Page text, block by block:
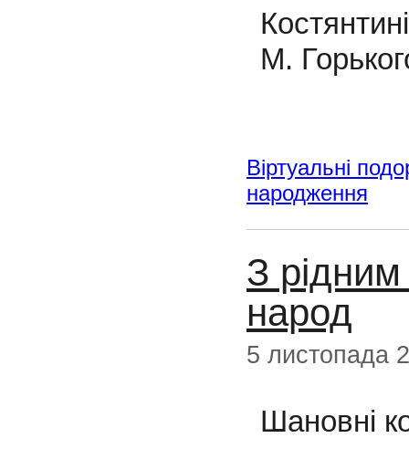
М.
Віртуальні
народження
З
народ
5 листопада
Шановні